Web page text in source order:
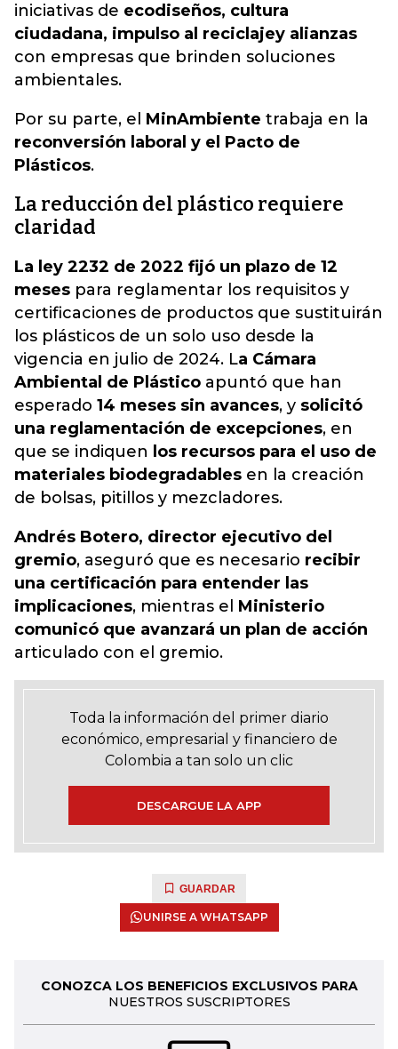
iniciativas de ecodiseños, cultura
ciudadana, impulso al reciclajey alianzas
con empresas que brinden soluciones
ambientales.
Por su parte, el MinAmbiente trabaja en la
reconversión laboral y el Pacto de
Plásticos.
La reducción del plástico requiere
claridad
La ley 2232 de 2022 fijó un plazo de 12
meses para reglamentar los requisitos y
certificaciones de productos que sustituirán
los plásticos de un solo uso desde la
vigencia en julio de 2024. La Cámara
Ambiental de Plástico apuntó que han
esperado 14 meses sin avances, y solicitó
una reglamentación de excepciones, en
que se indiquen los recursos para el uso de
materiales biodegradables en la creación
de bolsas, pitillos y mezcladores.
Andrés Botero, director ejecutivo del
gremio, aseguró que es necesario recibir
una certificación para entender las
implicaciones, mientras el Ministerio
comunicó que avanzará un plan de acción
articulado con el gremio.
Toda la información del primer diario
económico, empresarial y financiero de
Colombia a tan solo un clic
DESCARGUE LA APP
GUARDAR
UNIRSE A WHATSAPP
CONOZCA LOS BENEFICIOS EXCLUSIVOS PARA
NUESTROS SUSCRIPTORES